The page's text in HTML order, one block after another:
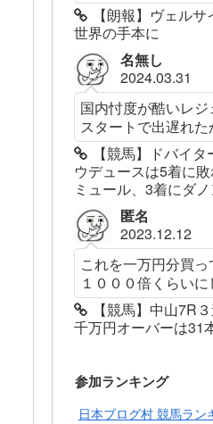
【朗報】ヴェル
世界の手本に
名無し
2024.03.31
国内忖度が酷いレ
スタートで出遅れた
【競馬】ドバイ
ウデュースは5着に
ミュール、3着にダ
匿名
2023.12.12
これを一万円分買
１０００倍くらい
【競馬】中山7R
千万円オーバーは31
参加ランキング
日本ブログ村 競馬ラン